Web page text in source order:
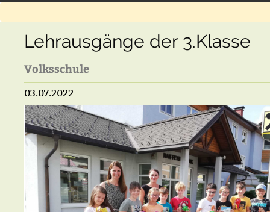
Lehrausgänge der 3.Klasse
Volksschule
03.07.2022